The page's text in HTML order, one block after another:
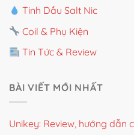
Tinh Dầu Salt Nic
Coil & Phụ Kiện
Tin Tức & Review
BÀI VIẾT MỚI NHẤT
Unikey: Review, hướng dẫn